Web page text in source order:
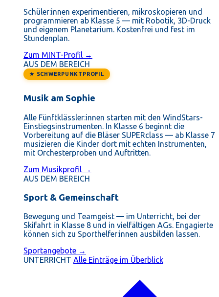
Schüler:innen experimentieren, mikroskopieren und
programmieren ab Klasse 5 — mit Robotik, 3D-Druck
und eigenem Planetarium. Kostenfrei und fest im
Stundenplan.
Zum MINT-Profil →
AUS DEM BEREICH
★ SCHWERPUNKTPROFIL
Musik am Sophie
Alle Fünftklässler:innen starten mit den WindStars-
Einstiegsinstrumenten. In Klasse 6 beginnt die
Vorbereitung auf die Bläser SUPERclass — ab Klasse 7
musizieren die Kinder dort mit echten Instrumenten,
mit Orchesterproben und Auftritten.
Zum Musikprofil →
AUS DEM BEREICH
Sport & Gemeinschaft
Bewegung und Teamgeist — im Unterricht, bei der
Skifahrt in Klasse 8 und in vielfältigen AGs. Engagierte
können sich zu Sporthelfer:innen ausbilden lassen.
Sportangebote →
UNTERRICHT Alle Einträge im Überblick